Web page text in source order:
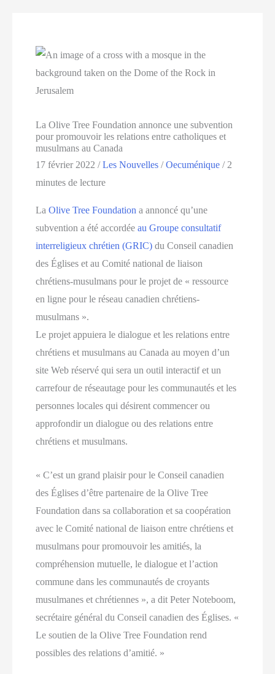
La Olive Tree Foundation annonce une subvention
pour promouvoir les relations entre catholiques et
musulmans au Canada
17 février 2022/Les Nouvelles /Oecuménique / 2
minutes de lecture
LaOlive Tree Foundation a annoncé qu’une
subvention a été accordéeau Groupe consultatif
interreligieux chrétien (GRIC) du Conseil canadien
des Églises et au Comité national de liaison
chrétiens-musulmans pour le projet de « ressource
en ligne pour le réseau canadien chrétiens-
musulmans ».
Le projet appuiera le dialogue et les relations entre
chrétiens et musulmans au Canada au moyen d’un
site Web réservé qui sera un outil interactif et un
carrefour de réseautage pour les communautés et les
personnes locales qui désirent commencer ou
approfondir un dialogue ou des relations entre
chrétiens et musulmans.
« C’est un grand plaisir pour le Conseil canadien
des Églises d’être partenaire de la Olive Tree
Foundation dans sa collaboration et sa coopération
avec le Comité national de liaison entre chrétiens et
musulmans pour promouvoir les amitiés, la
compréhension mutuelle, le dialogue et l’action
commune dans les communautés de croyants
musulmanes et chrétiennes », a dit Peter Noteboom,
secrétaire général du Conseil canadien des Églises. «
Le soutien de la Olive Tree Foundation rend
possibles des relations d’amitié. »